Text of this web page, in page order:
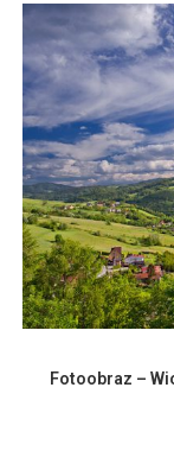
Fotoobraz –